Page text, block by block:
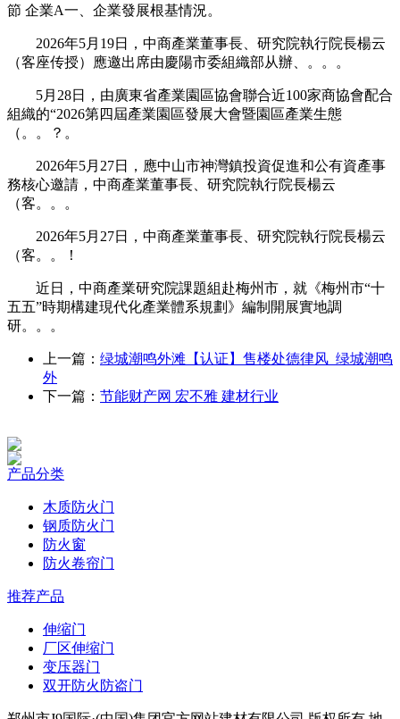
節 企業A一、企業發展根基情況。
2026年5月19日，中商產業董事長、研究院執行院長楊云
（客座传授）應邀出席由慶陽市委組織部从辦、。。。
5月28日，由廣東省產業園區協會聯合近100家商協會配合
組織的“2026第四屆產業園區發展大會暨園區產業生態
（。。？。
2026年5月27日，應中山市神灣鎮投資促進和公有資產事
務核心邀請，中商產業董事長、研究院執行院長楊云
（客。。。
2026年5月27日，中商產業董事長、研究院執行院長楊云
（客。。！
近日，中商產業研究院課題組赴梅州市，就《梅州市“十
五五”時期構建現代化產業體系規劃》編制開展實地調
研。。。
上一篇： 绿城潮鸣外滩【认证】售楼处德律风_绿城潮鸣
外
下一篇： 节能财产网 宏不雅 建材行业
产品分类
木质防火门
钢质防火门
防火窗
防火卷帘门
推荐产品
伸缩门
厂区伸缩门
变压器门
双开防火防盗门